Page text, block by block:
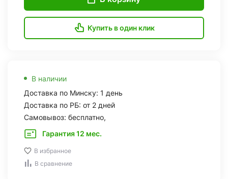
Купить в один клик
В наличии
Доставка по Минску: 1 день
Доставка по РБ: от 2 дней
Самовывоз: бесплатно,
Гарантия 12 мес.
В избранное
В сравнение